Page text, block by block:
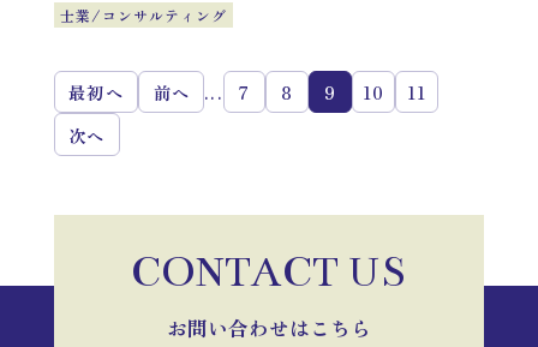
士業/コンサルティング
最初へ 前へ ... 7 8 9 10
11
次へ
CONTACT US
お問い合わせはこちら